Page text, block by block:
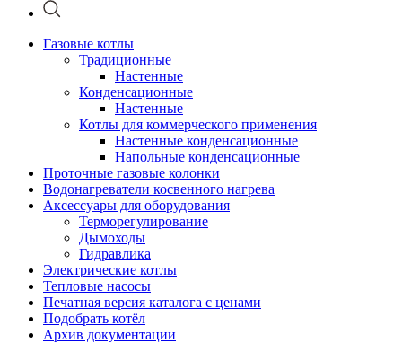
Газовые котлы
Традиционные
Настенные
Конденсационные
Настенные
Котлы для коммерческого применения
Настенные конденсационные
Напольные конденсационные
Проточные газовые колонки
Водонагреватели косвенного нагрева
Аксессуары для оборудования
Терморегулирование
Дымоходы
Гидравлика
Электрические котлы
Тепловые насосы
Печатная версия каталога с ценами
Подобрать котёл
Архив документации